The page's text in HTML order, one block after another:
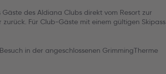
des Aldiana Clubs direkt vom Resort zur
Für Club-Gäste mit einem gültigen Skipass
in der angeschlossenen GrimmingTherme